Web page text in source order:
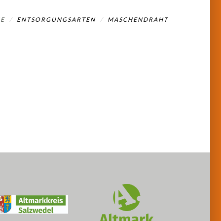
ENTSORGUNGSARTEN MASCHENDRAHT